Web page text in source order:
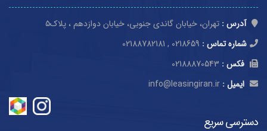
آدرس : تهران، خیابان گاندی جنوبی، خیابان دوازدهم ، پلاک۵
شماره تماس :
فکس : 02188870543
ایمیل : info@leasingiran.ir
دسترسی سریع